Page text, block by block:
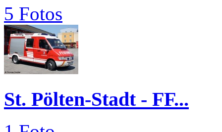
5 Fotos
St. Pölten-Stadt - FF...